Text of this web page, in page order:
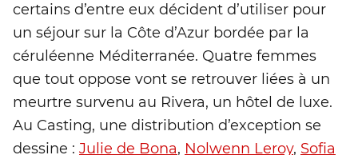
certains d’entre eux décident d’utiliser pour
un séjour sur la Côte d’Azur bordée par la
céruléenne Méditerranée. Quatre femmes
que tout oppose vont se retrouver liées à un
meurtre survenu au Rivera, un hôtel de luxe.
Au Casting, une distribution d’exception se
dessine : Julie de Bona, Nolwenn Leroy, Sofia